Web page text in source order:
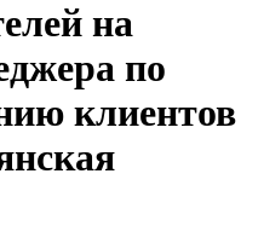
на
по
клиентов